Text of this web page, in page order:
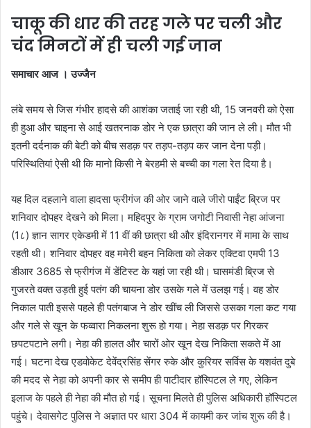
चाकू की धार की तरह गले पर चली और
चंद मिनटों में ही चली गई जान
समाचार आज । उज्जैन
लंबे समय से जिस गंभीर हादसे की आशंका जताई जा रही थी, 15 जनवरी को ऐसा
ही हुआ और चाइना से आई खतरनाक डोर ने एक छात्रा की जान ले ली। मौत भी
इतनी दर्दनाक की बेटी को बीच सडक़ पर तड़प-तड़प कर जान देना पड़ी।
परिस्थितियां ऐसी थी कि मानो किसी ने बेरहमी से बच्ची का गला रेत दिया है।
यह दिल दहलाने वाला हादसा फ्रीगंज की ओर जाने वाले जीरो पाईंट ब्रिज पर
शनिवार दोपहर देखने को मिला। महिदपुर के ग्राम जगोटी निवासी नेहा आंजना
(1८) ज्ञान सागर एकेडमी में 11 वीं की छात्रा थी और इंदिरानगर में मामा के साथ
रहती थी। शनिवार दोपहर वह ममेरी बहन निकिता को लेकर एक्टिवा एमपी 13
डीआर 3685 से फ्रीगंज में डेंटिस्ट के यहां जा रही थी। घासमंडी ब्रिज से
गुजरते वक्त उड़ती हुई पतंग की चायना डोर उसके गले में उलझ गई। वह डोर
निकाल पाती इससे पहले ही पतंगबाज ने डोर खींच ली जिससे उसका गला कट गया
और गले से खून के फव्वारा निकलना शुरू हो गया। नेहा सडक़ पर गिरकर
छपटपटाने लगी। नेहा की हालत और चारों ओर खून देख निकिता सकते में आ
गई। घटना देख एडवोकेट देवेंद्रसिंह सेंगर रुके और कुरियर सर्विस के यशवंत दुबे
की मदद से नेहा को अपनी कार से समीप ही पाटीदार हॉस्पिटल ले गए, लेकिन
इलाज के पहले ही नेहा की मौत हो गई। सूचना मिलते ही पुलिस अधिकारी हॉस्पिटल
पहुंचे। देवासगेट पुलिस ने अज्ञात पर धारा 304 में कायमी कर जांच शुरू की है।